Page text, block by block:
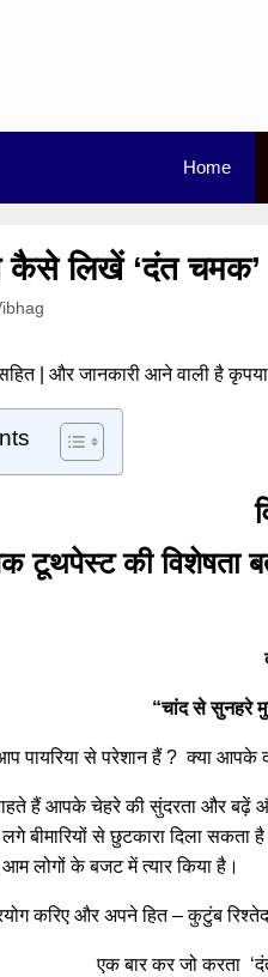
Home
कैसे लिखें ‘दंत
| और जानकारी आने वाली है
टूथपेस्ट की विशेषता
“चांद से सुनहरे
पायरिया से परेशान हैं ? क्या आपके
हैं आपके चेहरे की सुंदरता और बढ़ें
बीमारियों से छुटकारा दिला
लोगों के बजट में त्यार किया है।
करिए और अपने हित – कुटुंब
एक बार कर जो करता